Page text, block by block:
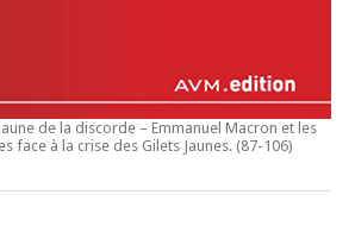
de la discorde – Emmanuel Macron et les
face à la crise des Gilets Jaunes. (87-106)